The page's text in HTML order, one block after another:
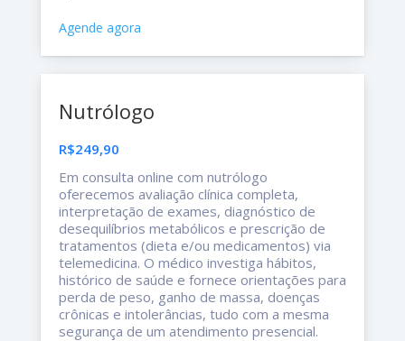
Agende agora
Nutrólogo
R$249,90
Em consulta online com nutrólogo
oferecemos avaliação clínica completa,
interpretação de exames, diagnóstico de
desequilíbrios metabólicos e prescrição de
tratamentos (dieta e/ou medicamentos) via
telemedicina. O médico investiga hábitos,
histórico de saúde e fornece orientações para
perda de peso, ganho de massa, doenças
crônicas e intolerâncias, tudo com a mesma
segurança de um atendimento presencial.